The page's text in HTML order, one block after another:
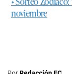
noviembre